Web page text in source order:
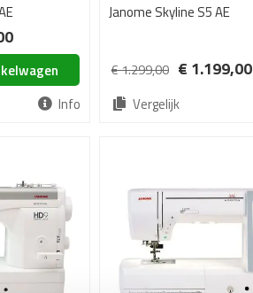
Info
Janome Skyline S5 AE
€ 1.299,00 € 1.199,00
Vergelijk